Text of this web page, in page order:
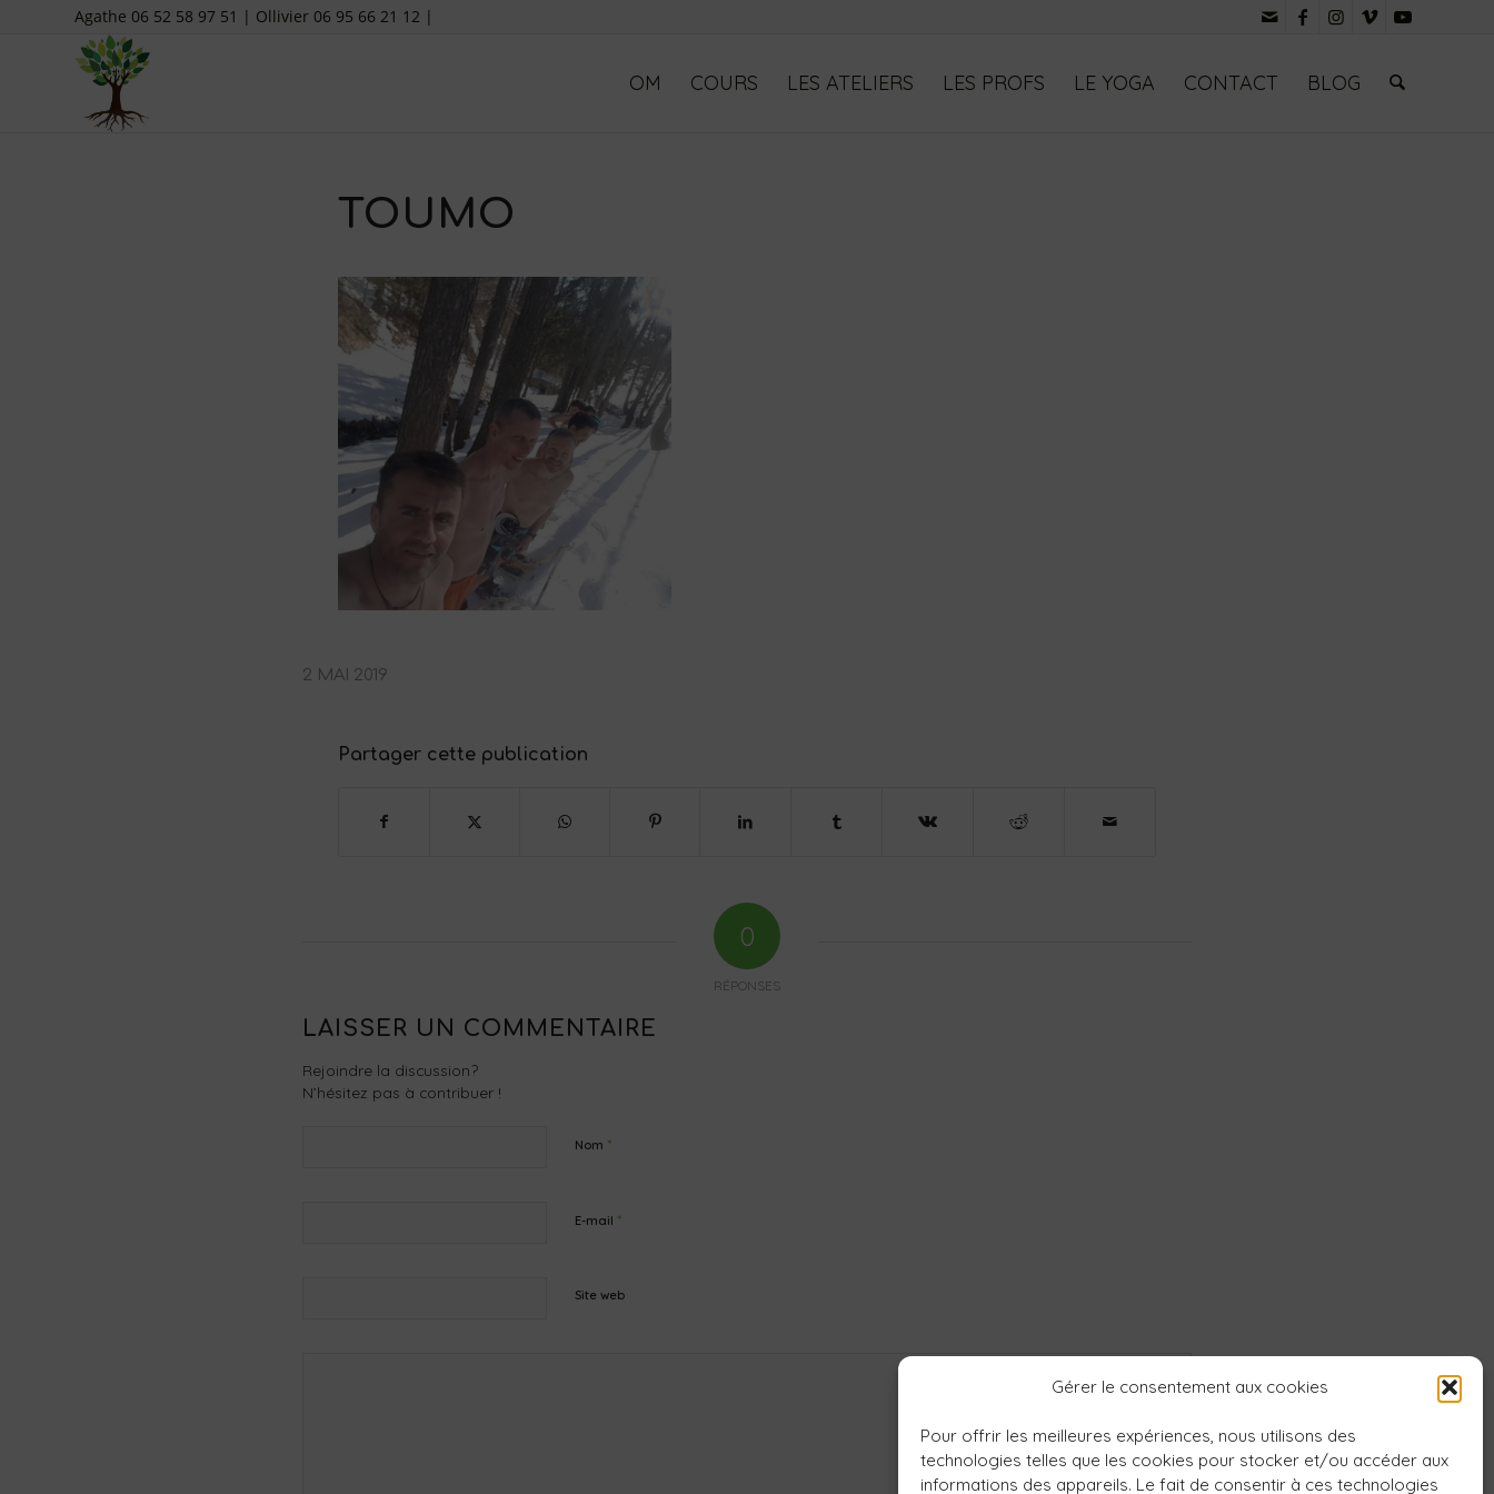
Gérer le consentement aux cookies
Pour offrir les meilleures expériences, nous utilisons des
technologies telles que les cookies pour stocker et/ou accéder aux
informations des appareils. Le fait de consentir à ces technologies
Agathe 06 52 58 97 51 | Ollivier 06 95 66 21 12 |
OM COURS LES ATELIERS LES PROFS LE YOGA CONTACT BLOG
TOUMO
2 MAI 2019
Partager cette publication
0
RÉPONSES
LAISSER UN COMMENTAIRE
Rejoindre la discussion?
N’hésitez pas à contribuer !
Nom *
E-mail *
Site web